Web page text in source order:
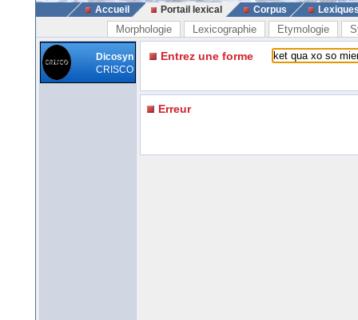
Accueil Portail lexical Corpus
Morphologie Lexicographie Etymologie
Dicosyn
CRISCO
Entrez une forme
Erreur